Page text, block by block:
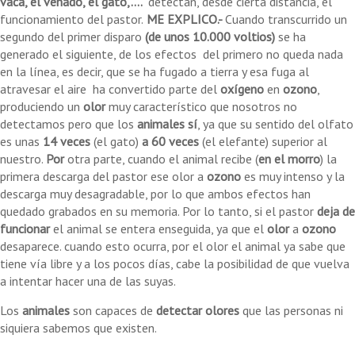
funcionamiento del pastor. ME EXPLICO.-Cuando transcurrido un
segundo del primer disparo (de unos 10.000 voltios) se ha
generado el siguiente, de los efectos del primero no queda nada
en la línea, es decir, que se ha fugado a tierra y esa fuga al
atravesar el aire ha convertido parte del oxígeno en ozono,
produciendo un olormuy característico que nosotros no
detectamos pero que los animales sí, ya que su sentido del olfato
es unas 14 veces (el gato) a 60 veces (el elefante) superior al
nuestro. Porotra parte, cuando el animal recibe (en el morro) la
primera descarga del pastor ese olor a ozono es muy intenso y la
descarga muy desagradable, por lo que ambos efectos han
quedado grabados en su memoria. Por lo tanto, si el pastor deja de
funcionarel animal se entera enseguida, ya que el olora ozono
desaparece. cuando esto ocurra, por el olor el animal ya sabe que
tiene vía libre y a los pocos días, cabe la posibilidad de que vuelva
a intentar hacer una de las suyas.
Los animales son capaces de detectar olores que las personas ni
siquiera sabemos que existen.